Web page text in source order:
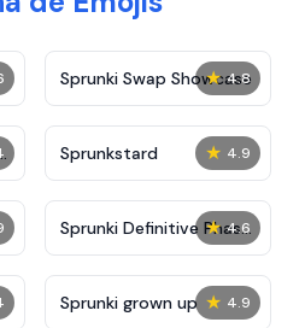
★ 4.8
Sprunki Swap Showcase
★ 4.9
Sprunkstard
★ 4.6
Sprunki Definitive Phase
7
★ 4.9
Sprunki grown up